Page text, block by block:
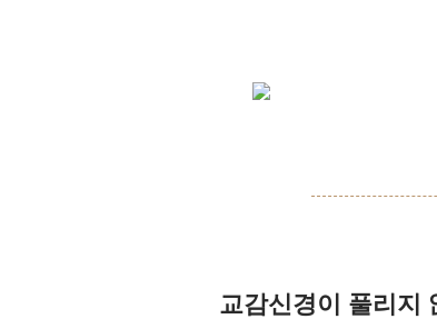
교감신경이 풀리지